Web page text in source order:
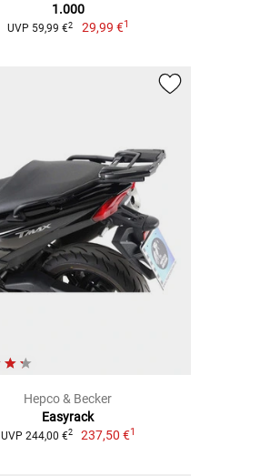
1.000
UVP 59,99 €2 29,99 €1
Hepco & Becker
Easyrack
UVP 244,00 €2 237,50 €1